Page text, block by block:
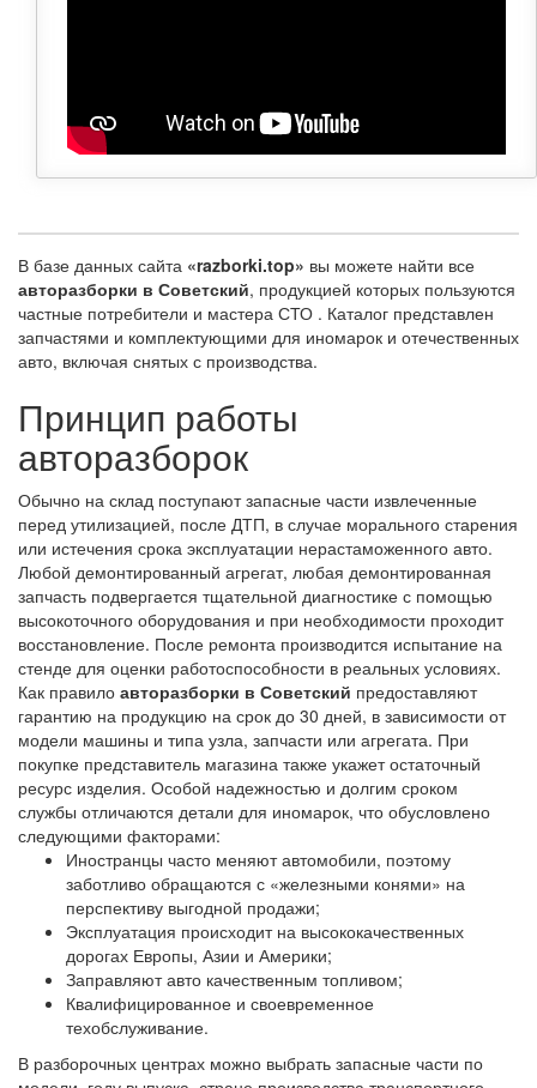
В базе данных сайта «razborki.top» вы можете найти все
авторазборки в Советский, продукцией которых пользуются
частные потребители и мастера СТО . Каталог представлен
запчастями и комплектующими для иномарок и отечественных
авто, включая снятых с производства.
Принцип работы
авторазборок
Обычно на склад поступают запасные части извлеченные
перед утилизацией, после ДТП, в случае морального старения
или истечения срока эксплуатации нерастаможенного авто.
Любой демонтированный агрегат, любая демонтированная
запчасть подвергается тщательной диагностике с помощью
высокоточного оборудования и при необходимости проходит
восстановление. После ремонта производится испытание на
стенде для оценки работоспособности в реальных условиях.
Как правило авторазборки в Советский предоставляют
гарантию на продукцию на срок до 30 дней, в зависимости от
модели машины и типа узла, запчасти или агрегата. При
покупке представитель магазина также укажет остаточный
ресурс изделия. Особой надежностью и долгим сроком
службы отличаются детали для иномарок, что обусловлено
следующими факторами:
Иностранцы часто меняют автомобили, поэтому
заботливо обращаются с «железными конями» на
перспективу выгодной продажи;
Эксплуатация происходит на высококачественных
дорогах Европы, Азии и Америки;
Заправляют авто качественным топливом;
Квалифицированное и своевременное
техобслуживание.
В разборочных центрах можно выбрать запасные части по